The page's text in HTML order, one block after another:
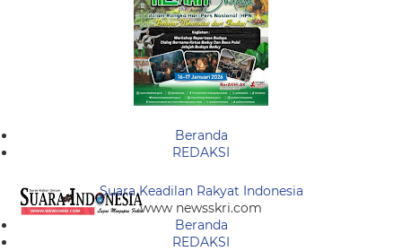
Beranda
REDAKSI
Suara Keadilan Rakyat Indonesia
www newsskri.com
Beranda
REDAKSI